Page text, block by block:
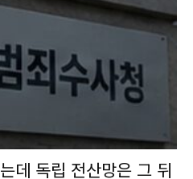
데 독립 전산망은 그 뒤